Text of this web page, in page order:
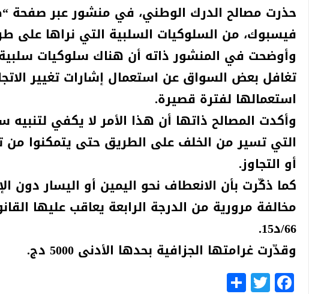
حذرت مصالح الدرك الوطني، في منشور عبر صفحة
فيسبوك، من السلوكيات السلبية التي نراها على
وأوضحت في المنشور ذاته أن هناك سلوكيات
تغافل بعض السواق عن استعمال إشارات تغيير
استعمالها لفترة قصيرة.
وأكدت المصالح ذاتها أن هذا الأمر لا يكفي لتنبيه
التي تسير من الخلف على الطريق حتى يتمكنوا
أو التجاوز.
كما ذكّرت بأن الانعطاف نحو اليمين أو اليسار دون
مخالفة مرورية من الدرجة الرابعة يعاقب عليها
66/د15.
وقدّرت غرامتها الجزافية بحدها الأدنى 5000 دج.
Facebook
Twitter
مذكرات مثقف وشيكور في
الأن يمكن أن أنام وأنا مرتاح
البال
الإطاحة بطاعن إمام مغنية